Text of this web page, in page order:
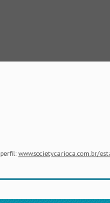
www.societycarioca.com.br/